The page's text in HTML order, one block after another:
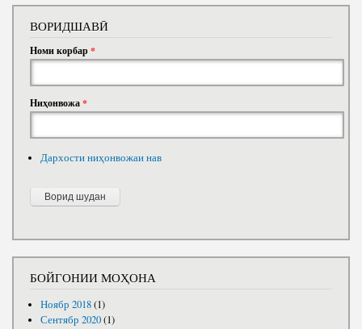
ВОРИДШАВӢ
Номи корбар*
Ниҳонвожа*
Дархости ниҳонвожаи нав
БОЙГОНИИ МОҲОНА
Ноябр 2018(1)
Сентябр 2020(1)